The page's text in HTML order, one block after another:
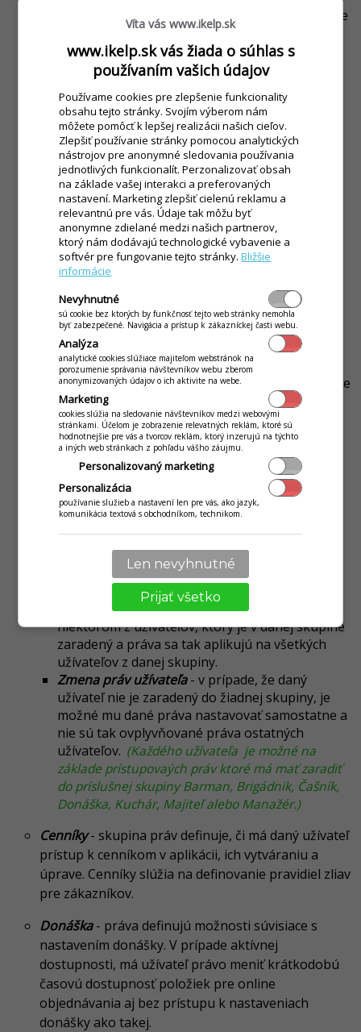
- obchodný názov spoločnosti, presne
ako je zadaný v obchodnom registri.
Prevádzka- prevádzka / pobočka.
IČO- IČO spoločnosti.
DIČ- DIČ spoločnosti.
IČ DPH- identifikačné číslo platiteľa DPH.
Dodávateľ- nastavenie definuje, či je kontakt
evidovaný ako dodávateľ.
Odberateľ- nastavenie definuje, či je kontakt
evidovaný ako odberateľ.
SBL číslo- SBL registračné číslo (lieh).
Predajca- definuje, či má daný kontakt povolenie
na predaj alkoholu.
Distribútor- definuje, či má daný kontakt povolenie
na distribúciu alkoholu.
Práva
Skupina- skupiny práv užívateľov. V aplikácii sa
nachádzajú predvytvorené skupiny užívateľov, do
ktorých je možné daného užívateľa zaradiť. V
prípade, že je užívateľ zaradený do niektorej zo
skupiny, automaticky sa mu prideľujú práva danej
Zmena práv skupine užívateľov
- práva skupine
je možné editovať tak, že ich upravíte na
niektorom z užívateľov, ktorý je v danej skupine
zaradený a práva sa tak aplikujú na všetkých
užívateľov z danej skupiny.
Zmena práv užívateľa- v prípade, že daný
užívateľ nie je zaradený do žiadnej skupiny, je
možné mu dané práva nastavovať samostatne a
nie sú tak ovplyvňované práva ostatných
užívateľov. (Každého užívateľa je možné na
základe prístupovaých práv ktoré má mať zaradiť
do príslušnej skupiny Barman, Brigádnik, Čašník,
Donáška, Kuchár, Majiteľ alebo Manažér.)
Cenníky- skupina práv definuje, či má daný užívateľ
prístup k cenníkom v aplikácii, ich vytváraniu a
úprave. Cenníky slúžia na definovanie pravidiel zliav
pre zákazníkov.
Donáška- práva definujú možnosti súvisiace s
nastavením donášky. V prípade aktívnej
dostupnosti, má užívateľ právo meniť krátkodobú
časovú dostupnosť položiek pre online
objednávania aj bez prístupu k nastaveniach
donášky ako takej.
Víta vás www.ikelp.sk
www.ikelp.sk vás žiada o súhlas s
používaním vašich údajov
Používame cookies pre zlepšenie funkcionality
obsahu tejto stránky. Svojím výberom nám
môžete pomôcť k lepšej realizácii našich cieľov.
Zlepšiť používanie stránky pomocou analytických
nástrojov pre anonymné sledovania používania
jednotlivých funkcionalít. Perzonalizovať obsah
na základe vašej interakci a preferovaných
nastavení. Marketing zlepšiť cielenú reklamu a
relevantnú pre vás. Údaje tak môžu byť
anonymne zdielané medzi našich partnerov,
ktorý nám dodávajú technologické vybavenie a
softvér pre fungovanie tejto stránky.Bližšie
informácie
Nevyhnutné
sú cookie bez ktorých by funkčnosť tejto web stránky nemohla
byť zabezpečené. Navigácia a prístup k zákazníckej časti webu.
Analýza
analytické cookies slúžiace majiteľom webstránok na
porozumenie správania návštevníkov webu zberom
anonymizovaných údajov o ich aktivite na webe.
Marketing
cookies slúžia na sledovanie návštevníkov medzi webovými
stránkami. Účelom je zobrazenie relevatných reklám, ktoré sú
hodnotnejšie pre vás a tvorcov reklám, ktorý inzerujú na týchto
a iných web stránkach z pohľadu vášho záujmu.
Personalizovaný marketing
Personalizácia
používanie služieb a nastavení len pre vás, ako jazyk,
komunikácia textová s obchodníkom, technikom.
Len nevyhnutné
Prijať všetko